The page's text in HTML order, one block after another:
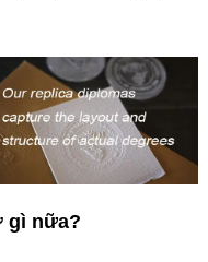
gì nữa?